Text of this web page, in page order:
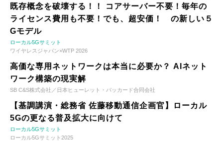
既存概念を破壊する！！ コアサーバー不要！毎年の
ライセンス費用も不要！でも、超安価！ の新しい５
Gモデル
ローカル5Gサミット
ワイヤレスジャパン×WTP 2026
高価な専用ネットワークは本当に必要か？ AIネット
ワーク構築の現実解
SB C&S株式会社／日本ヒューレット・パッカード合同会社
【基調講演・総務省 佐藤移動通信企画官】ローカル
5Gの更なる普及拡大に向けて
ローカル5Gサミット
ローカル5Gサミット2025